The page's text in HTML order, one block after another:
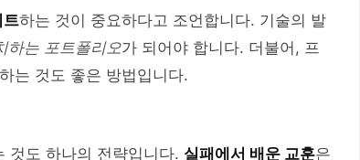
트하는 것이 중요하다고 조언합니다. 기술의 발
하는 포트폴리오가 되어야 합니다. 더불어, 프
는 것도 좋은 방법입니다.
것도 하나의 전략입니다. 실패에서 배운 교훈은